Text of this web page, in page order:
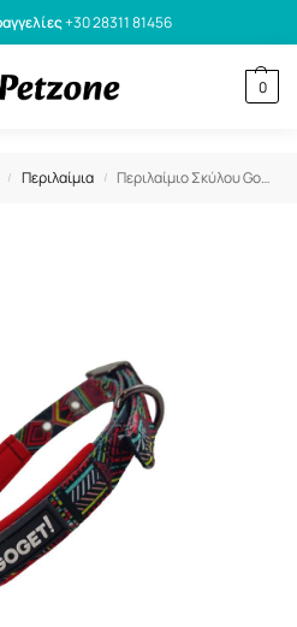
+30 28311 81456
0
/ Περιλαίμια / Περιλαίμιο Σκύλου GoGet Neoprene Kaleidoscope Κόκκινο M 2x50cm